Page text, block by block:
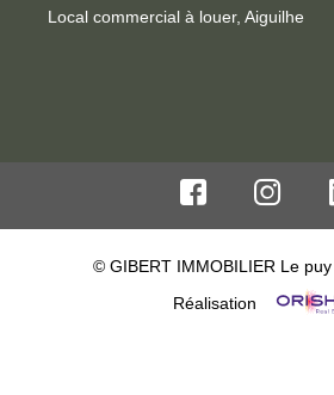
Local commercial à louer, Aiguilhe
© GIBERT IMMOBILIER Le
Réalisation